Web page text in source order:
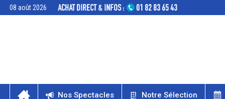
08 août 2026
Nos Spectacles Notre Sélection